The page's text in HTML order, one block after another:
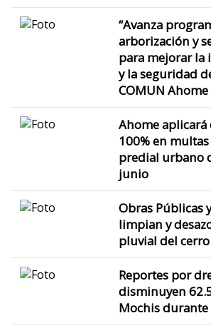
“Avanza
arborización y
para mejorar la
y la seguridad
COMUN Ahome
Ahome aplicará
100% en
predial urbano
junio
Obras Públicas
limpian y
pluvial del
Reportes por
disminuyen
Mochis durante